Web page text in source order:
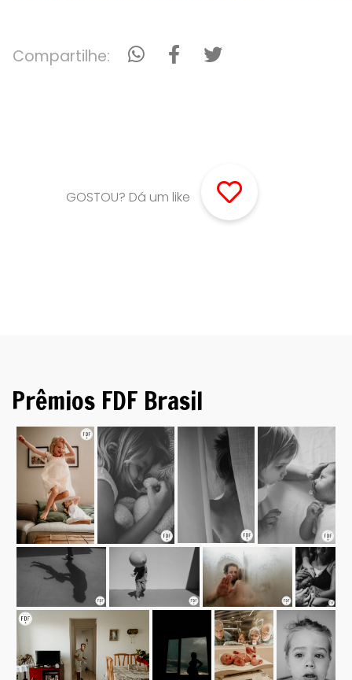
Compartilhe:
GOSTOU? Dá um like
Prêmios FDF Brasil